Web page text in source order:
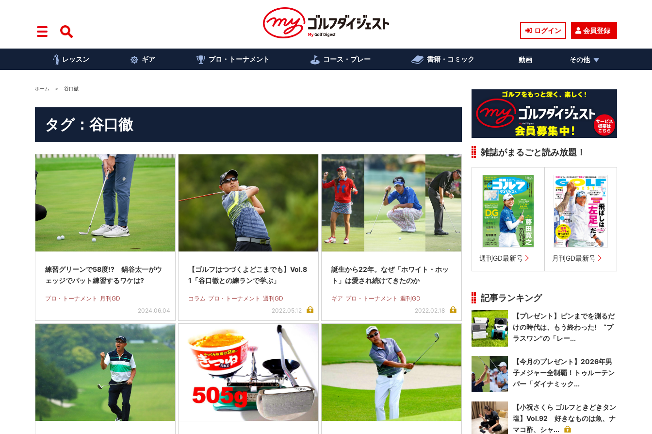
ログイン 会員登録
レッスン ギア プロ・トーナメント コース・プレー 書籍・コミック 動画 その他
ホーム 谷口徹
タグ：谷口徹
練習グリーンで58度!? 鍋谷太一がウ
ェッジでパット練習するワケは?
プロ・トーナメント
月刊GD
2024.06.04
【ゴルフはつづくよどこまでも】Vol.8
1「谷口徹との練ランで学ぶ」
コラム プロ・トーナメント 週刊GD
2022.05.12
誕生から22年。なぜ「ホワイト・ホッ
ト」は愛され続けてきたのか
ギア プロ・トーナメント 週刊GD
2022.02.18
雑誌がまるごと読み放題！
週刊GD最新号 月刊GD最新号
記事ランキング
【プレゼント】ピンまでを測るだ
けの時代は、もう終わった! “プ
ラスワン”の「レー...
【今月のプレゼント】2026年男
子メジャー全制覇！トゥルーテン
パー「ダイナミック...
【小祝さくら ゴルフときどきタン
塩】Vol.92 好きなものは魚、ナ
マコ酢、シャ...